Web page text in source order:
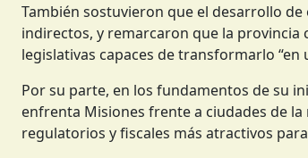
También sostuvieron que el desarrollo
indirectos, y remarcaron que la
legislativas capaces de transformarlo
Por su parte, en los fundamentos de su
enfrenta Misiones frente a ciudades de
regulatorios y fiscales más atractivos